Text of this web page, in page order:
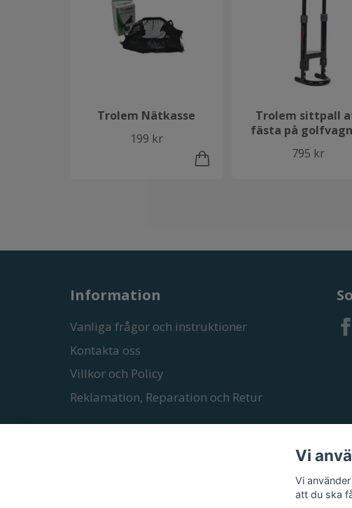
Trolem Nätkasse
199 kr
Trolem sittpall
fästa på
795 kr
Information
Vanliga frågor och instruktioner
Kontakta oss
Villkor och Policy
Reklamation, Reparation och Retur
Vi
Vi
att du ska